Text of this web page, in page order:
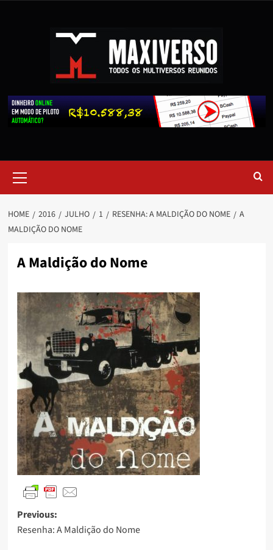
HOME 2016 JULHO 1 RESENHA: A MALDIÇÃO DO NOME
A
MALDIÇÃO DO NOME
A Maldição do Nome
Previous:
Resenha: A Maldição do Nome